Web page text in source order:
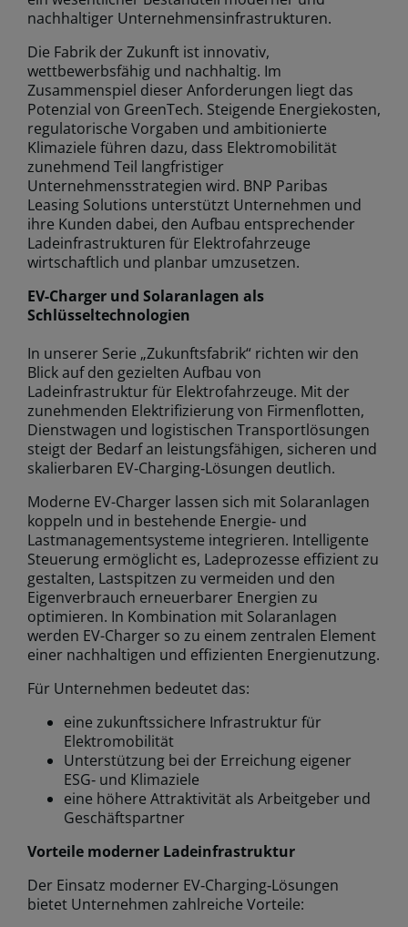
nachhaltiger Unternehmensinfrastrukturen.
Die Fabrik der Zukunft ist innovativ,
wettbewerbsfähig und nachhaltig. Im
Zusammenspiel dieser Anforderungen liegt das
Potenzial von GreenTech. Steigende Energiekosten,
regulatorische Vorgaben und ambitionierte
Klimaziele führen dazu, dass Elektromobilität
zunehmend Teil langfristiger
Unternehmensstrategien wird. BNP Paribas
Leasing Solutions unterstützt Unternehmen und
ihre Kunden dabei, den Aufbau entsprechender
Ladeinfrastrukturen für Elektrofahrzeuge
wirtschaftlich und planbar umzusetzen.
EV-Charger und Solaranlagen als
Schlüsseltechnologien
In unserer Serie „Zukunftsfabrik“ richten wir den
Blick auf den gezielten Aufbau von
Ladeinfrastruktur für Elektrofahrzeuge. Mit der
zunehmenden Elektrifizierung von Firmenflotten,
Dienstwagen und logistischen Transportlösungen
steigt der Bedarf an leistungsfähigen, sicheren und
skalierbaren EV‑Charging‑Lösungen deutlich.
Moderne EV-Charger lassen sich mit Solaranlagen
koppeln und in bestehende Energie‑ und
Lastmanagementsysteme integrieren. Intelligente
Steuerung ermöglicht es, Ladeprozesse effizient zu
gestalten, Lastspitzen zu vermeiden und den
Eigenverbrauch erneuerbarer Energien zu
optimieren. In Kombination mit Solaranlagen
werden EV-Charger so zu einem zentralen Element
einer nachhaltigen und effizienten Energienutzung.
Für Unternehmen bedeutet das:
eine zukunftssichere Infrastruktur für
Elektromobilität
Unterstützung bei der Erreichung eigener
ESG‑ und Klimaziele
eine höhere Attraktivität als Arbeitgeber und
Geschäftspartner
Vorteile moderner Ladeinfrastruktur
Der Einsatz moderner EV‑Charging‑Lösungen
bietet Unternehmen zahlreiche Vorteile: